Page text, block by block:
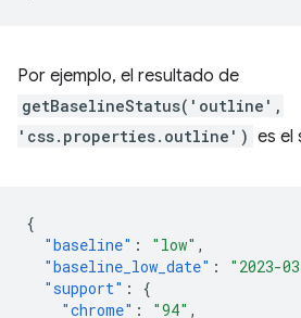
Por ejemplo, el resultado de
getBaselineStatus('outline',
'css.properties.outline') es el
{
"baseline" : "low" ,
"baseline_low_date" : "2023-
"support" :
{
"chrome" : "94" ,